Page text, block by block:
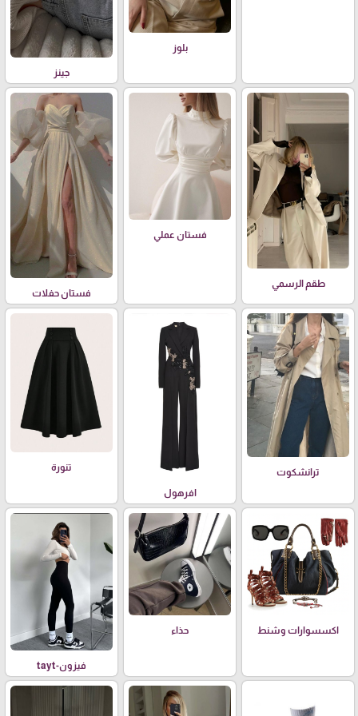
بلوز
جينز
طقم الرسمي
فستان عملي
فستان حفلات
ترانشكوت
افرهول
تنورة
اكسسوارات وشنط حذاء
فيزون-tayt